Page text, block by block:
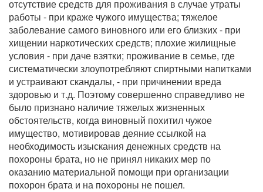
отсутствие средств для проживания в случае утраты
работы - при краже чужого имущества; тяжелое
заболевание самого виновного или его близких - при
хищении наркотических средств; плохие жилищные
условия - при даче взятки; проживание в семье, где
систематически злоупотребляют спиртными напитками
и устраивают скандалы, - при причинении вреда
здоровью и т.д. Поэтому совершенно справедливо не
было признано наличие тяжелых жизненных
обстоятельств, когда виновный похитил чужое
имущество, мотивировав деяние ссылкой на
необходимость изыскания денежных средств на
похороны брата, но не принял никаких мер по
оказанию материальной помощи при организации
похорон брата и на похороны не пошел.